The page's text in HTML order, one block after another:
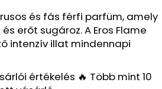
és fás férfi parfüm, amely
erőt sugároz. A Eros Flame
intenzív illat mindennapi
értékelés 🔥 Több mint 10